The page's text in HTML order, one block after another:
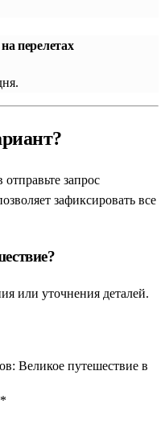
перелетах
запрос
зафиксировать все
или уточнения деталей.
Великое путешествие в